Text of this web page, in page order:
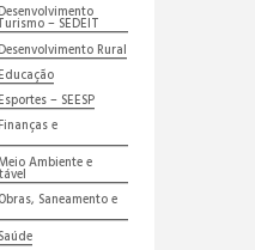
– SEDEIT
Rural
– SEESP
e
Ambiente e
Saneamento e